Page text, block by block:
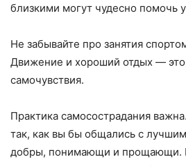
близкими могут чудесно помочь
Не забывайте про занятия
Движение и хороший отдых — это
самочувствия.
Практика самосострадания
так, как вы бы общались с
добры, понимающи и прощающи.